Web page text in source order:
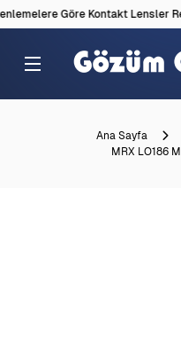
Göre Kontakt Lensler
Ana Sayfa
MRX LO186